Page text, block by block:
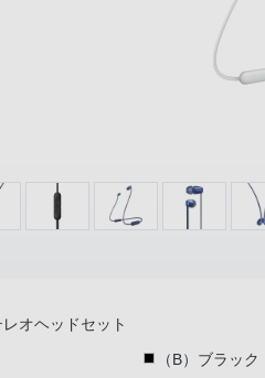
オヘッドセット
（B）ブラック